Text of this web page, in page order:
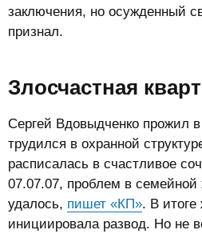
заключения, но осужденный
признал.
Злосчастная
Сергей Вдовыдченко прожил
трудился в охранной
расписалась в счастливое
07.07.07, проблем в семейной
удалось, пишет «КП». В
инициировала развод. Но не